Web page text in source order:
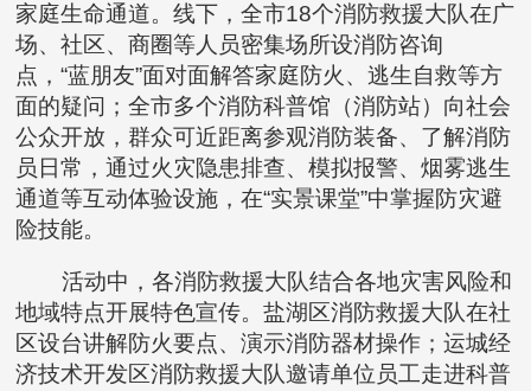
家庭生命通道。线下，全市18个消防救援大队在广
场、社区、商圈等人员密集场所设消防咨询
点，“蓝朋友”面对面解答家庭防火、逃生自救等方
面的疑问；全市多个消防科普馆（消防站）向社会
公众开放，群众可近距离参观消防装备、了解消防
员日常，通过火灾隐患排查、模拟报警、烟雾逃生
通道等互动体验设施，在“实景课堂”中掌握防灾避
险技能。
活动中，各消防救援大队结合各地灾害风险和
地域特点开展特色宣传。盐湖区消防救援大队在社
区设台讲解防火要点、演示消防器材操作；运城经
济技术开发区消防救援大队邀请单位员工走进科普